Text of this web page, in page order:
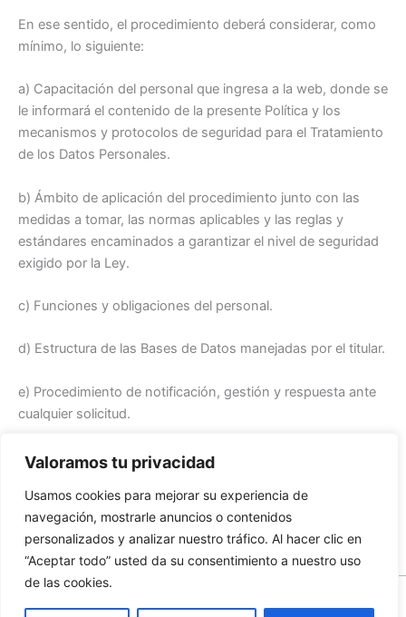
Valoramos tu privacidad
Usamos cookies para mejorar su experiencia de
navegación, mostrarle anuncios o contenidos
personalizados y analizar nuestro tráfico. Al hacer clic en
“Aceptar todo” usted da su consentimiento a nuestro uso
de las cookies.
En ese sentido, el procedimiento deberá considerar, como
mínimo, lo siguiente:
a) Capacitación del personal que ingresa a la web, donde se
le informará el contenido de la presente Política y los
mecanismos y protocolos de seguridad para el Tratamiento
de los Datos Personales.
b) Ámbito de aplicación del procedimiento junto con las
medidas a tomar, las normas aplicables y las reglas y
estándares encaminados a garantizar el nivel de seguridad
exigido por la Ley.
c) Funciones y obligaciones del personal.
d) Estructura de las Bases de Datos manejadas por el titular.
e) Procedimiento de notificación, gestión y respuesta ante
cualquier solicitud.
f) Controles periódicos sobre el manejo de los Datos
Te recordamos que, para más información, puedes
consultar nuestras páginas de Aviso Legal y Política de
Cookies.
Todos los derechos © 2026 Escuela Valenciana de Cuchillería |